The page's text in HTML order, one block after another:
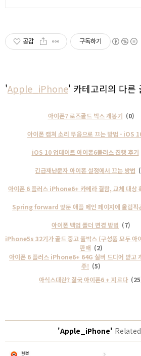
공감 구독하기
'Apple_iPhone' 카테고리의 다른
아이폰7 로즈골드 박스 개봉기 (0)
아이폰 캡쳐 소리 무음으로 끄는 방법 - iOS
iOS 10 업데이트 아이폰6플러스 진행 후기
긴급재난문자 아이폰 설정에서 끄는 방법
아이폰 6 플러스 iPhone6+ 카메라 결함, 교체 대상
Spring forward 앞둔 애플 메인 페이지에 올림픽
아이폰 백업 폴더 변경 방법 (7)
iPhone5s 32기가 골드 중고 풀박스 (구성품 모두 아
판매 (2)
아이폰 6 플러스 iPhone6+ 64G 실버 드디어 받고
주! (5)
아식스대란? 결국 아이폰6 + 지르다
'Apple_iPhone'